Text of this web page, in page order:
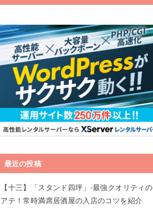
最近の投稿
【十三】「スタンド四坪」-最強クオリティの
アテ！常時満席居酒屋の入店のコツを紹介